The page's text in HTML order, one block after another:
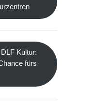
Kultur:
fürs